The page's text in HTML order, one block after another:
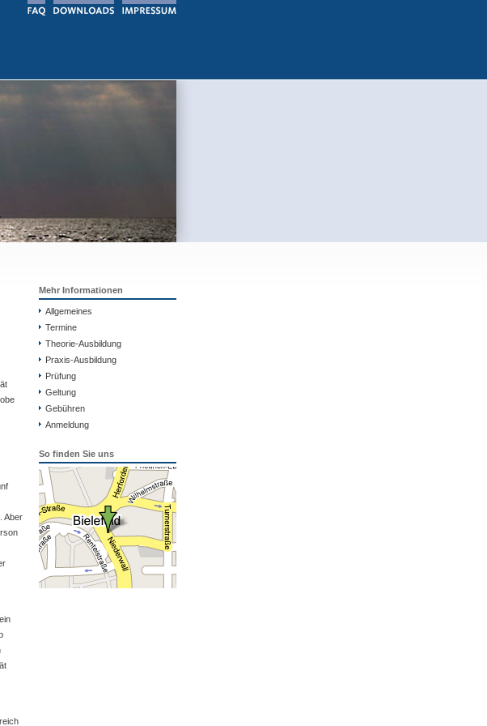
Aber
Mehr Informationen
Allgemeines
Termine
Theorie-Ausbildung
Praxis-Ausbildung
Prüfung
Geltung
Gebühren
Anmeldung
So finden Sie uns